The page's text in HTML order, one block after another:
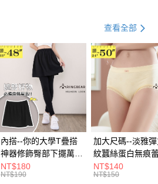
查看全部
內搭--你的大學T疊搭
神器修飾臀部下擺萬用
內搭裙/遮臀裙(黑2L-
6L)-Q155眼圈熊中大
NT$180
NT$190
加大尺碼--淡雅
紋蠶絲蛋白無痕
角內褲(白.粉.藍.
3L)-L28眼圈熊中
NT$140
NT$150